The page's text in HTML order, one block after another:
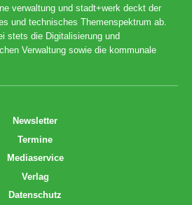
verwaltung und stadt+werk deckt der
und technisches Themenspektrum ab.
stets die Digitalisierung und
Verwaltung sowie die kommunale
Newsletter
Termine
Mediaservice
Verlag
Datenschutz